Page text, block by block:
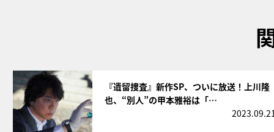
『遺留捜査』新作SP、ついに放送！上川隆
也、“別人”の甲本雅裕は「…